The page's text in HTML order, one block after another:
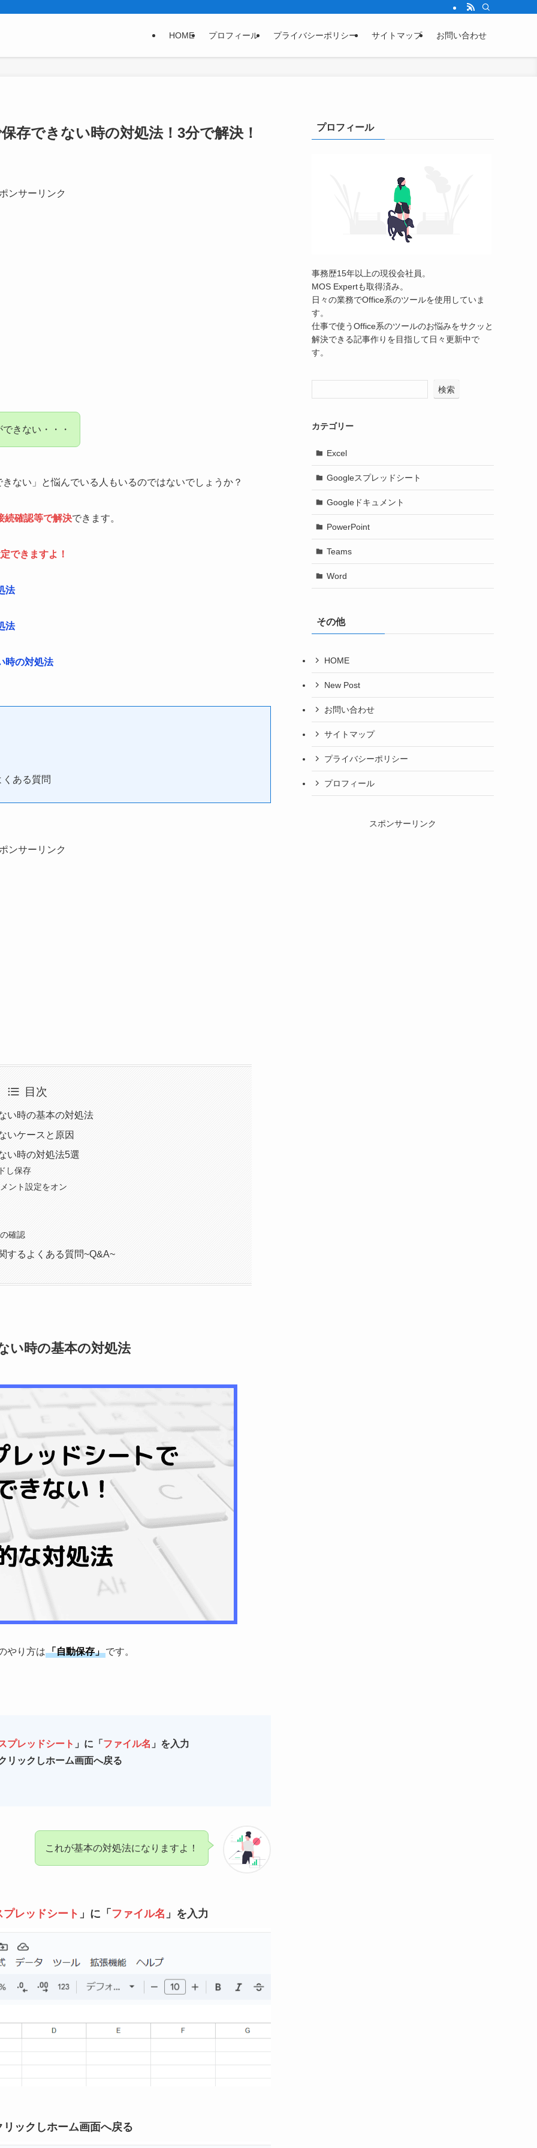
HOME プロフィール プライバシーポリシー サイトマップ お問い合わせ
存できない時の対処法！3分で解決！
ンサーリンク
きない・・・
ない」と悩んでいる人もいるのではないでしょうか？
続確認等で解決できます。
できますよ！
法
法
時の対処法
ある質問
ンサーリンク
目次
い時の基本の対処法
いケースと原因
い時の対処法5選
し保存
ント設定をオン
確認
するよくある質問~Q&A~
い時の基本の対処法
やり方は「自動保存」です。
プレッドシート 」に「 ファイル名 」を入力
リックしホーム画面へ戻る
これが基本の対処法になりますよ！
プレッドシート 」に「 ファイル名 」を入力
リックしホーム画面へ戻る
プロフィール
事務歴15年以上の現役会社員。
MOS Expertも取得済み。
日々の業務でOffice系のツールを使用していま
す。
仕事で使うOffice系のツールのお悩みをサクッと
解決できる記事作りを目指して日々更新中で
す。
検索
カテゴリー
Excel
Googleスプレッドシート
Googleドキュメント
PowerPoint
Teams
Word
その他
HOME
New Post
お問い合わせ
サイトマップ
プライバシーポリシー
プロフィール
スポンサーリンク